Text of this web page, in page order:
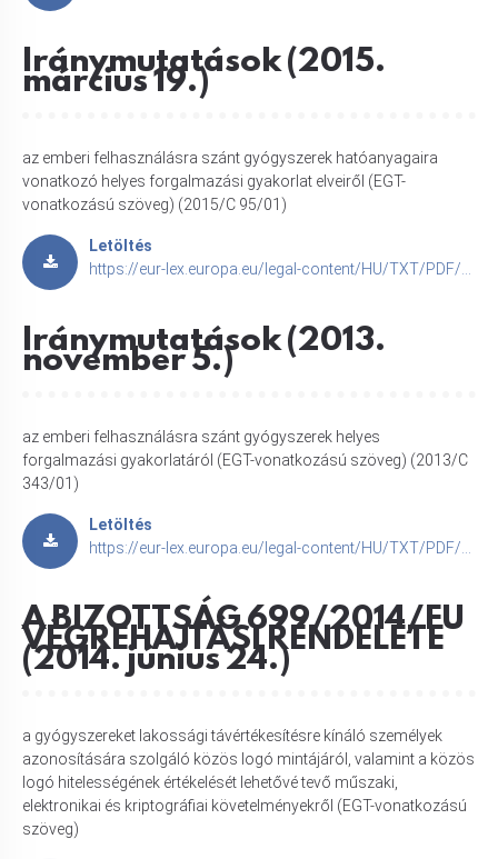
Iránymutatások (2015.
március 19.)
az emberi felhasználásra szánt gyógyszerek hatóanyagaira
vonatkozó helyes forgalmazási gyakorlat elveiről (EGT-
vonatkozású szöveg) (2015/C 95/01)
Letöltés
https://eur-lex.europa.eu/legal-content/HU/TXT/PDF/?uri=CELEX:52015XC0321(01)
Iránymutatások (2013.
november 5.)
az emberi felhasználásra szánt gyógyszerek helyes
forgalmazási gyakorlatáról (EGT-vonatkozású szöveg) (2013/C
343/01)
Letöltés
https://eur-lex.europa.eu/legal-content/HU/TXT/PDF/?uri=CELEX:52013XC1123(01)
A BIZOTTSÁG 699/2014/EU
VÉGREHAJTÁSI RENDELETE
(2014. június 24.)
a gyógyszereket lakossági távértékesítésre kínáló személyek
azonosítására szolgáló közös logó mintájáról, valamint a közös
logó hitelességének értékelését lehetővé tevő műszaki,
elektronikai és kriptográfiai követelményekről (EGT-vonatkozású
szöveg)